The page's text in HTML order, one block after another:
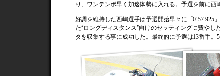
り、ワンテンポ早く加速体勢に入れる。予選を前に
好調を維持した西嶋選手は予選開始早々に「
た“ロングディスタンス”向けのセッティングに費や
タを収集する事に成功した。最終的に予選は13番手。